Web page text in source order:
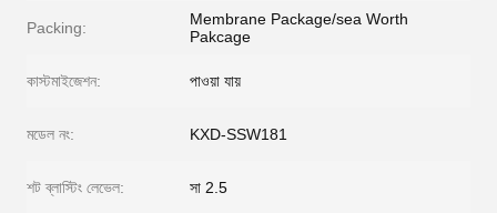
Packing:
Membrane Package/sea Worth
Pakcage
কাস্টমাইজেশন: পাওয়া যায়
মডেল নং: KXD-SSW181
শট ব্লাস্টিং লেভেল: সা 2.5